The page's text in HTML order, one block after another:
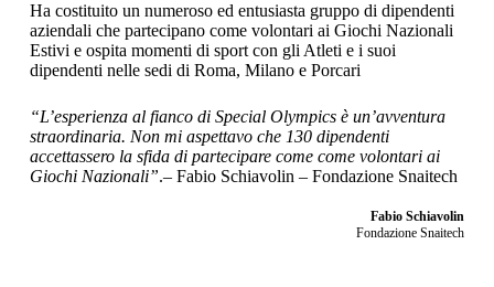
Ha costituito un numeroso ed entusiasta gruppo di dipendenti
aziendali che partecipano come volontari ai Giochi Nazionali
Estivi e ospita momenti di sport con gli Atleti e i suoi
dipendenti nelle sedi di Roma, Milano e Porcari
“L’esperienza al fianco di Special Olympics è un’avventura
straordinaria. Non mi aspettavo che 130 dipendenti
accettassero la sfida di partecipare come come volontari ai
Giochi Nazionali”.– Fabio Schiavolin – Fondazione Snaitech
Fabio Schiavolin
Fondazione Snaitech